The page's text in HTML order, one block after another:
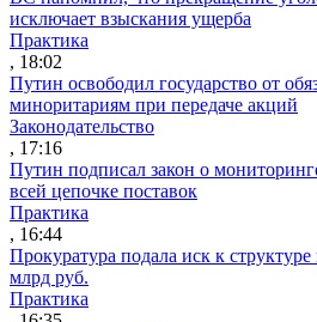
исключает взыскания ущерба
Практика
, 18:02
Путин освободил государство от
миноритариям при передаче акций
Законодательство
, 17:16
Путин подписал закон о
всей цепочке поставок
Практика
, 16:44
Прокуратура подала иск к
млрд руб.
Практика